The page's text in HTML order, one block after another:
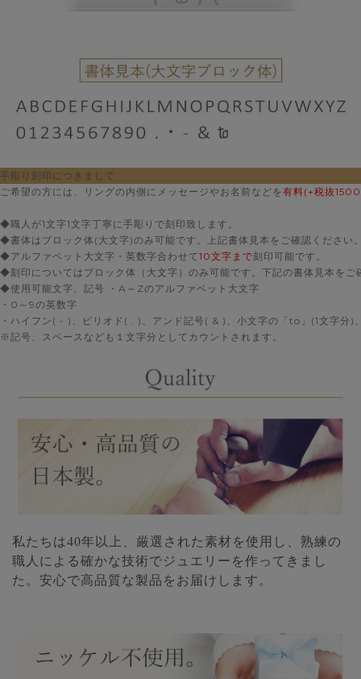
手彫り刻印につきまして
ご希望の方には、リングの内側にメッセージやお名前などを有料(+税抜
◆職人が1文字1文字丁寧に手彫りで刻印致します。
◆書体はブロック体(大文字)のみ可能です。上記書体見本をご確認ください
◆アルファベット大文字・英数字合わせて 10文字まで刻印可能です。
◆刻印についてはブロック体（大文字）のみ可能です。下記の書体見本をご
◆使用可能文字、記号 ・A～Zのアルファベット大文字
・0～9の英数字
・ハイフン( - )、ピリオド( . )、アンド記号( & )、小文字の「to」(1文字分)
※記号、スペースなども１文字分としてカウントされます。
私たちは40年以上、厳選された素材を使用し、熟練の
職人による確かな技術でジュエリーを作ってきまし
た。安心で高品質な製品をお届けします。